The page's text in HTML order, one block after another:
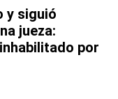
y siguió
jueza:
por